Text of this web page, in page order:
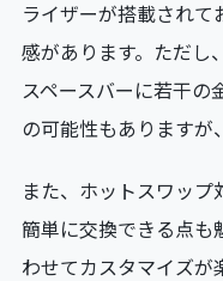
ライザーが搭載されて
感があります。ただし
スペースバーに若干の
の可能性もありますが
また、ホットスワップ
簡単に交換できる点も
わせてカスタマイズが